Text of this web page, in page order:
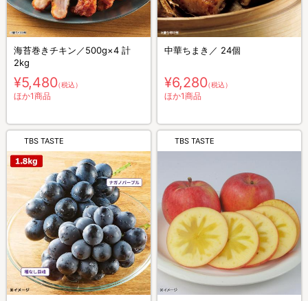
海苔巻きチキン／500g×4 計
2kg
¥5,480（税込）
ほか1商品
中華ちまき／ 24個
¥6,280（税込）
ほか1商品
TBS TASTE TBS TASTE